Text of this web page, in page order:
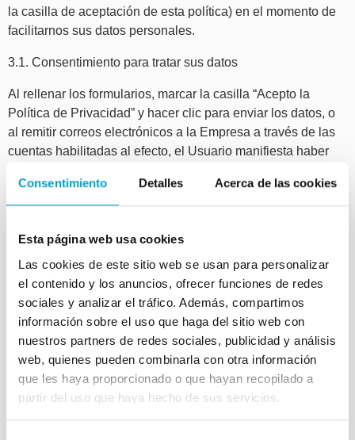
Consentimiento Detalles Acerca de las cookies
Esta página web usa cookies
Las cookies de este sitio web se usan para personalizar
el contenido y los anuncios, ofrecer funciones de redes
sociales y analizar el tráfico. Además, compartimos
información sobre el uso que haga del sitio web con
nuestros partners de redes sociales, publicidad y análisis
web, quienes pueden combinarla con otra información
que les haya proporcionado o que hayan recopilado a
partir del uso que haya hecho de sus servicios.
la casilla de aceptación de esta política) en el momento de
facilitarnos sus datos personales.
3.1. Consentimiento para tratar sus datos
Al rellenar los formularios, marcar la casilla “Acepto la
Política de Privacidad” y hacer clic para enviar los datos, o
al remitir correos electrónicos a la Empresa a través de las
cuentas habilitadas al efecto, el Usuario manifiesta haber
privacidad, y otorga su consentimiento inequívoco y expreso
al tratamiento de sus datos personales conforme a las
3.2. Categorías de datos
Los datos que se recaban se refieren a la categoría de datos
identificativos, como pueden ser: Nombre y Apellidos,
Teléfono, Dirección Postal, Empresa, Correo electrónico, así
como la dirección IP desde donde accede al formulario de
recogida de datos.
MEDIDAS DE SEGURIDAD